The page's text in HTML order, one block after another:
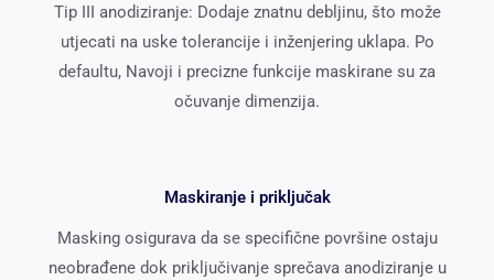
Tip III anodiziranje: Dodaje znatnu debljinu, što može
utjecati na uske tolerancije i inženjering uklapa. Po
defaultu, Navoji i precizne funkcije maskirane su za
očuvanje dimenzija.
Maskiranje i priključak
Masking osigurava da se specifične površine ostaju
neobrađene dok priključivanje sprečava anodiziranje u